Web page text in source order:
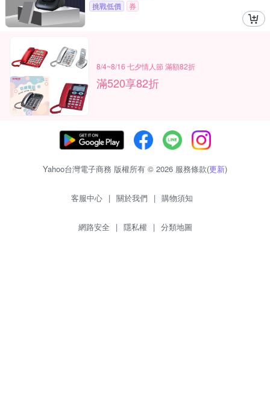
挑戰低價 券
8/4~8/16 七夕情人節 滿額82折
滿520享82折
Yahoo台灣電子商務 版權所有 © 2026 服務條款(更新)
客服中心 | 關於我們 | 購物須知
網路安全 | 隱私權 | 分類地圖